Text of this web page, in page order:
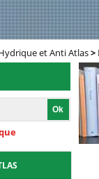
et Anti Atlas>